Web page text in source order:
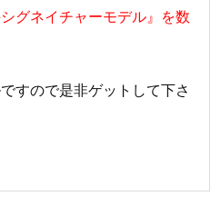
シグネイチャーモデル』を数
すので是非ゲットして下さ